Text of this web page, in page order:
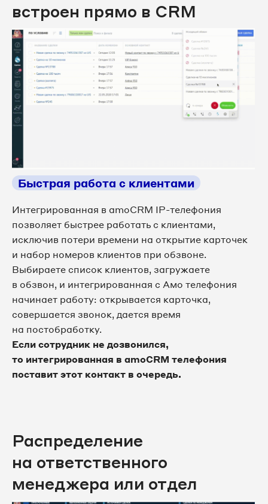
встроен прямо в CRM
Быстрая работа с клиентами
Интегрированная в amoCRM IP-телефония
позволяет быстрее работать с клиентами,
исключив потери времени на открытие карточек
и набор номеров клиентов при обзвоне.
Выбираете список клиентов, загружаете
в обзвон, и интегрированная с Амо телефония
начинает работу: открывается карточка,
совершается звонок, дается время
на постобработку.
Если сотрудник не дозвонился,
то интегрированная в amoCRM телефония
поставит этот контакт в очередь.
Распределение
на ответственного
менеджера или отдел